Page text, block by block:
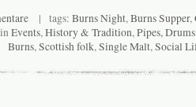
| tags: Burns Night,Burns Supper,
Events,History & Tradition,Pipes,
Burns,Scottish folk,Single Malt,Social